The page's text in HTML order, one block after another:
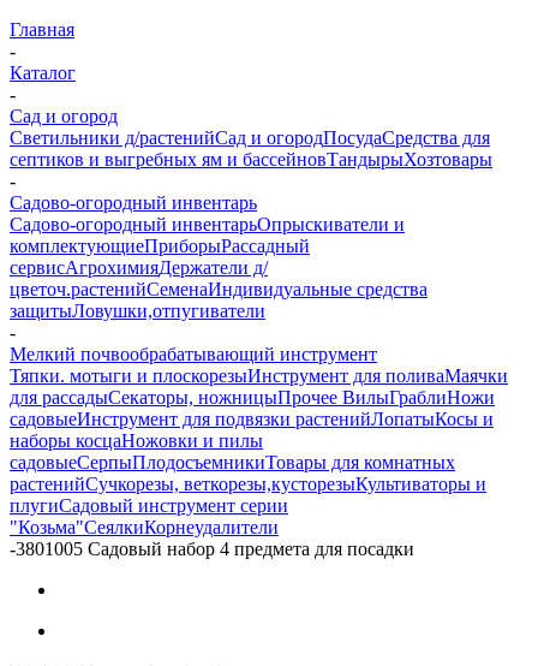
Главная
-
Каталог
-
Сад и огород
Светильники д/растенийСад и огородПосудаСредства для
септиков и выгребных ям и бассейновТандырыХозтовары
-
Садово-огородный инвентарь
Садово-огородный инвентарьОпрыскиватели и
комплектующиеПриборыРассадный
сервисАгрохимияДержатели д/
цветоч.растенийСеменаИндивидуальные средства
защитыЛовушки,отпугиватели
-
Мелкий почвообрабатывающий инструмент
Тяпки. мотыги и плоскорезыИнструмент для поливаМаячки
для рассадыСекаторы, ножницыПрочее ВилыГраблиНожи
садовыеИнструмент для подвязки растенийЛопатыКосы и
наборы косцаНожовки и пилы
садовыеСерпыПлодосъемникиТовары для комнатных
растенийСучкорезы, веткорезы,кусторезыКультиваторы и
плугиСадовый инструмент серии
"Козьма"СеялкиКорнеудалители
-3801005 Садовый набор 4 предмета для посадки